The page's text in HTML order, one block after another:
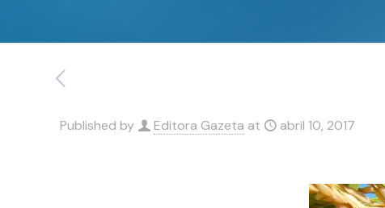
Published by Editora Gazeta at abril 10, 2017